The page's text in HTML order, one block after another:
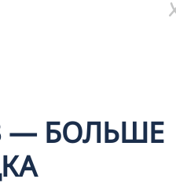
— БОЛЬШЕ